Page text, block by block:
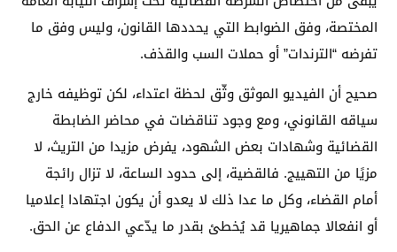
المختصة، وفق الضوابط التي يحددها القانون، وليس وفق ما
تفرضه “الترندات” أو حملات السب والقذف.
صحيح أن الفيديو الموثق وثّق لحظة اعتداء، لكن توظيفه خارج
سياقه القانوني، ومع وجود تناقضات في محاضر الضابطة
القضائية وشهادات بعض الشهود، يفرض مزيدا من التريث، لا
مزيًا من التهييج. فالقضية، إلى حدود الساعة، لا تزال رائجة
أمام القضاء، وكل ما عدا ذلك لا يعدو أن يكون اجتهادا إعلاميا
أو انفعالا جماهيريا قد يُخطئ بقدر ما يدّعي الدفاع عن الحق.